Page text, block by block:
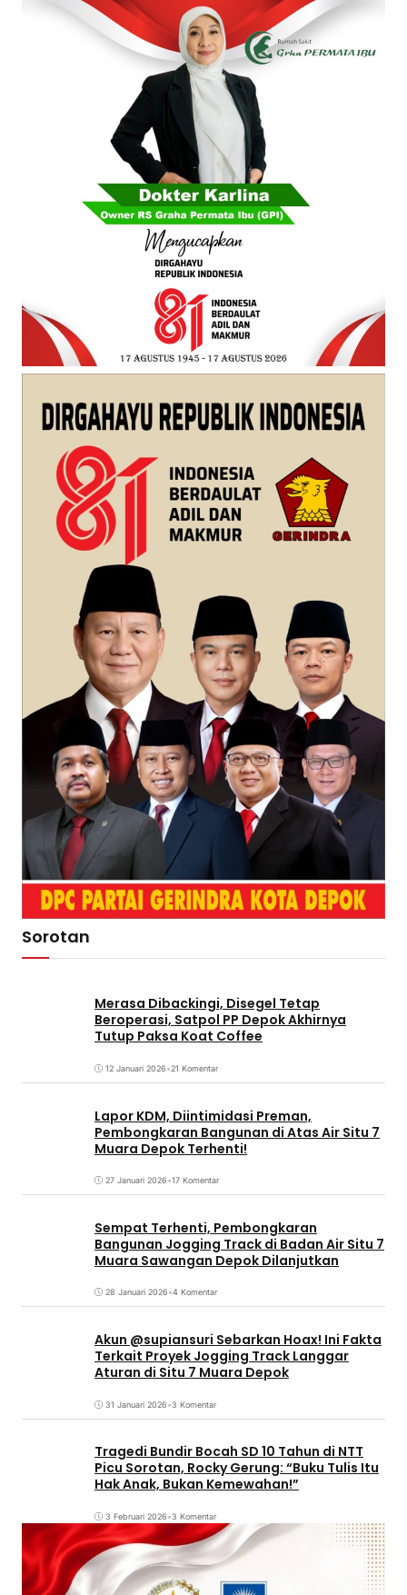
Sorotan
Merasa Dibackingi, Disegel Tetap
Beroperasi, Satpol PP Depok Akhirnya
Tutup Paksa Koat Coffee
12 Januari 2026•21 Komentar
Lapor KDM, Diintimidasi Preman,
Pembongkaran Bangunan di Atas Air Situ 7
Muara Depok Terhenti!
27 Januari 2026•17 Komentar
Sempat Terhenti, Pembongkaran
Bangunan Jogging Track di Badan Air Situ 7
Muara Sawangan Depok Dilanjutkan
28 Januari 2026•4 Komentar
Akun @supiansuri Sebarkan Hoax! Ini Fakta
Terkait Proyek Jogging Track Langgar
Aturan di Situ 7 Muara Depok
31 Januari 2026•3 Komentar
Tragedi Bundir Bocah SD 10 Tahun di NTT
Picu Sorotan, Rocky Gerung: “Buku Tulis Itu
Hak Anak, Bukan Kemewahan!”
3 Februari 2026•3 Komentar